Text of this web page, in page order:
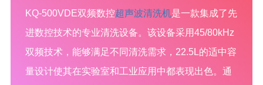
KQ-500VDE双频数控超声波清洗机是一款集成了先
进数控技术的专业清洗设备。该设备采用45/80kHz
双频技术，能够满足不同清洗需求，22.5L的适中容
量设计使其在实验室和工业应用中都表现出色。通